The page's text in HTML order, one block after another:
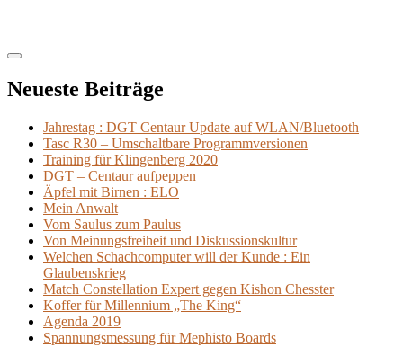
Neueste Beiträge
Jahrestag : DGT Centaur Update auf WLAN/Bluetooth
Tasc R30 – Umschaltbare Programmversionen
Training für Klingenberg 2020
DGT – Centaur aufpeppen
Äpfel mit Birnen : ELO
Mein Anwalt
Vom Saulus zum Paulus
Von Meinungsfreiheit und Diskussionskultur
Welchen Schachcomputer will der Kunde : Ein
Glaubenskrieg
Match Constellation Expert gegen Kishon Chesster
Koffer für Millennium „The King“
Agenda 2019
Spannungsmessung für Mephisto Boards